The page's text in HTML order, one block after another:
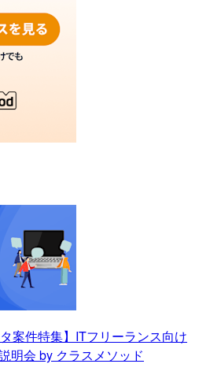
案件特集】ITフリーランス向け
明会 by クラスメソッド